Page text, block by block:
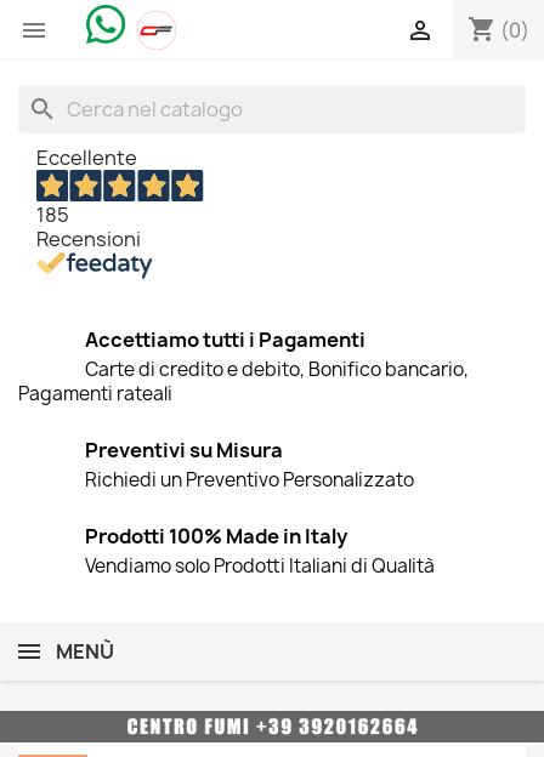
 shopping_cart (0)

search
Eccellente
185
Recensioni
Accettiamo tutti i Pagamenti
Carte di credito e debito, Bonifico bancario,
Pagamenti rateali
Preventivi su Misura
Richiedi un Preventivo Personalizzato
Prodotti 100% Made in Italy
Vendiamo solo Prodotti Italiani di Qualità
MENÙ